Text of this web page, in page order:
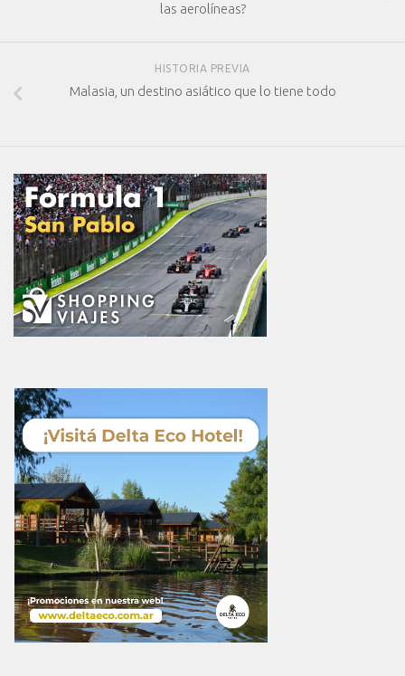
las aerolíneas?
HISTORIA PREVIA
Malasia, un destino asiático que lo tiene todo